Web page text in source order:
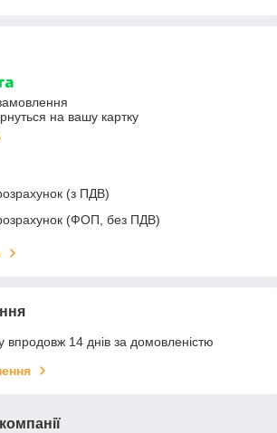
на вашу картку
(з ПДВ)
розрахунок (ФОП, без ПДВ)
впродовж 14 днів за домовленістю